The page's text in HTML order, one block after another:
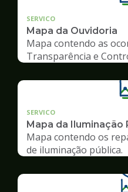
SERVICO
Mapa da Ouvidoria
Mapa contendo as
Transparência e
SERVICO
Mapa da Iluminação
Mapa contendo os
de iluminação pública.